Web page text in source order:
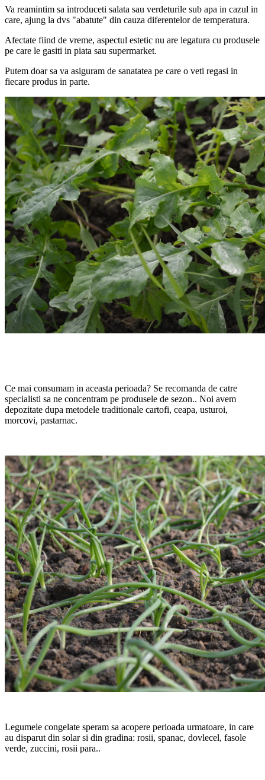
Va reamintim sa introduceti salata sau verdeturile sub apa in cazul in
care, ajung la dvs "abatute" din cauza diferentelor de temperatura.
Afectate fiind de vreme, aspectul estetic nu are legatura cu produsele
pe care le gasiti in piata sau supermarket.
Putem doar sa va asiguram de sanatatea pe care o veti regasi in
fiecare produs in parte.
Ce mai consumam in aceasta perioada? Se recomanda de catre
specialisti sa ne concentram pe produsele de sezon.. Noi avem
depozitate dupa metodele traditionale cartofi, ceapa, usturoi,
morcovi, pastarnac.
Legumele congelate speram sa acopere perioada urmatoare, in care
au disparut din solar si din gradina: rosii, spanac, dovlecel, fasole
verde, zuccini, rosii para..